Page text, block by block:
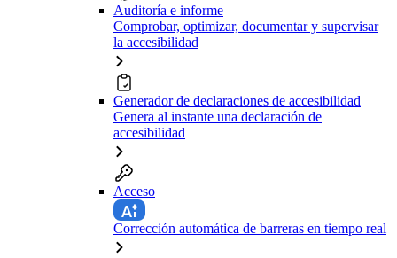
Auditoría e informe
Comprobar, optimizar, documentar y supervisar
la accesibilidad
Generador de declaraciones de accesibilidad
Genera al instante una declaración de
accesibilidad
Acceso
Corrección automática de barreras en tiempo real